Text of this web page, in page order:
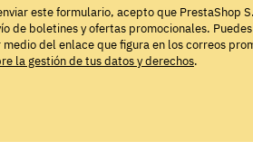
este formulario, acepto que PrestaShop
de boletines y ofertas promocionales.
medio del enlace que figura en los correos
la gestión de tus datos y derechos.